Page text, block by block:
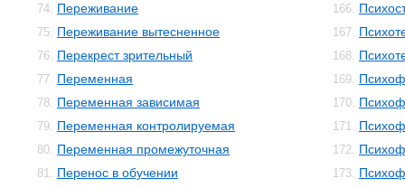
74. Переживание
75. Переживание вытесненное
76. Перекрест зрительный
77. Переменная
78. Переменная зависимая
79. Переменная контролируемая
80. Переменная промежуточная
81. Перенос в обучении
166.
167.
168.
169.
170.
171.
172.
173.